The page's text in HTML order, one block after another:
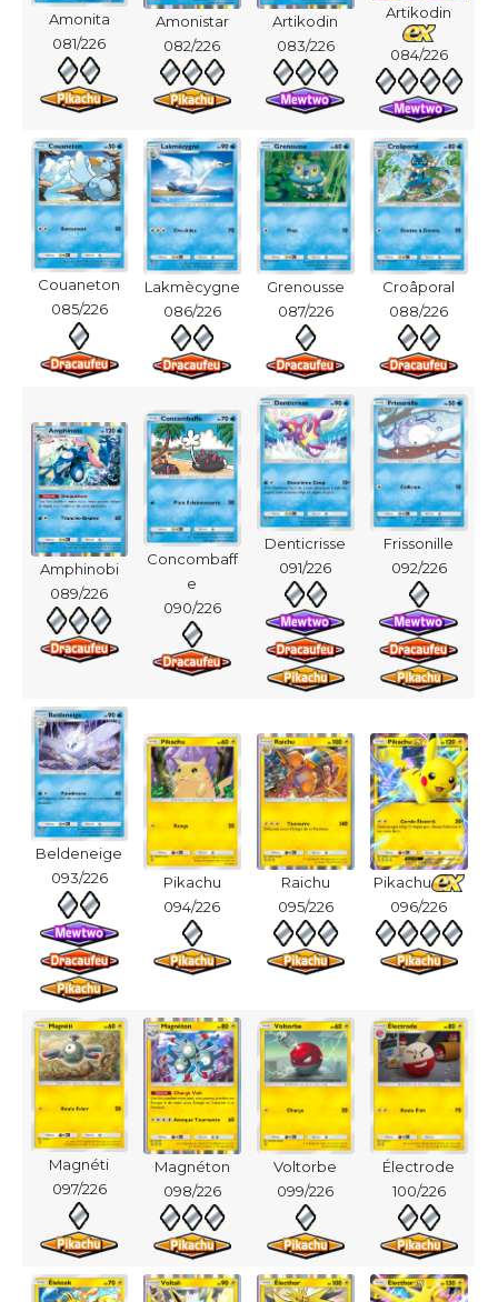
Amonita
081/226
Amonistar
082/226
Artikodin
083/226
Artikodin
084/226
Couaneton
085/226
Lakmècygne
086/226
Grenousse
087/226
Croâporal
088/226
Amphinobi
089/226
Concombaff
e
090/226
Denticrisse
091/226
Frissonille
092/226
Beldeneige
093/226
Pikachu
094/226
Raichu
095/226
Pikachu
096/226
Magnéti
097/226
Magnéton
098/226
Voltorbe
099/226
Électrode
100/226